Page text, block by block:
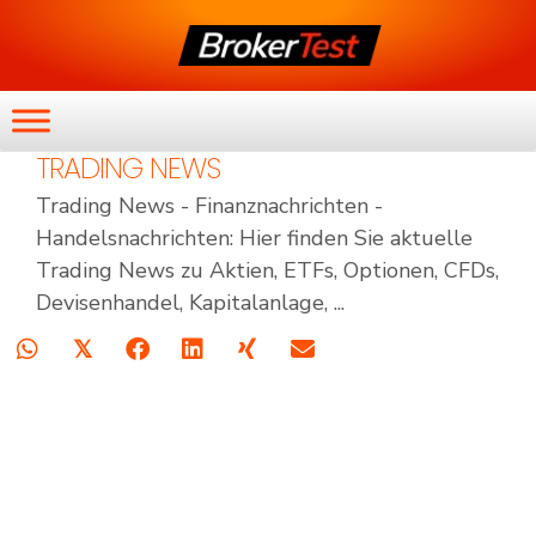
TRADING NEWS
Trading News - Finanznachrichten -
Handelsnachrichten: Hier finden Sie aktuelle
Trading News zu Aktien, ETFs, Optionen, CFDs,
Devisenhandel, Kapitalanlage, ...
𝕏